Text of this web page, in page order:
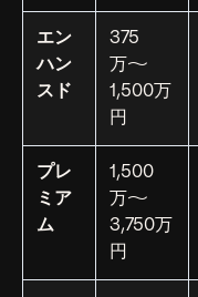
エン
ハン
スド
375
万〜
1,500万
円
プレ
ミア
ム
1,500
万〜
3,750万
円